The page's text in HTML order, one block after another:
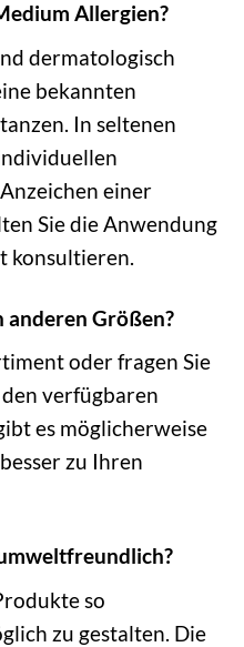
Allergien?
dermatologisch
bekannten
In seltenen
einer
Sie die Anwendung
konsultieren.
anderen Größen?
oder fragen Sie
verfügbaren
es möglicherweise
zu Ihren
so
zu gestalten. Die